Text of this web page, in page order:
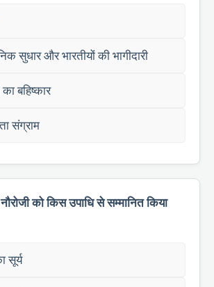
सुधार और भारतीयों की भागीदारी
बहिष्कार
संग्राम
को किस उपाधि से सम्मानित किया
सूर्य